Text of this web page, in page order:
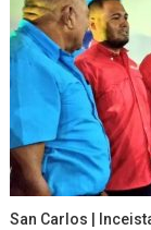
San Carlos |